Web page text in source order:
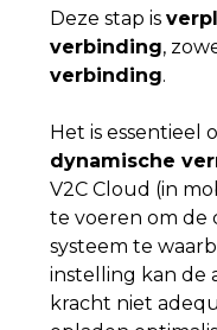
Deze stap is
verbinding,
verbinding.
Het is essentieel
dynamische
V2C Cloud (in
te voeren om de
systeem te
instelling kan de
kracht niet